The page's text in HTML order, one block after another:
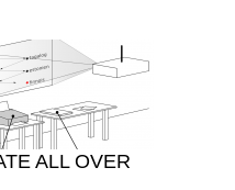
ALL OVER